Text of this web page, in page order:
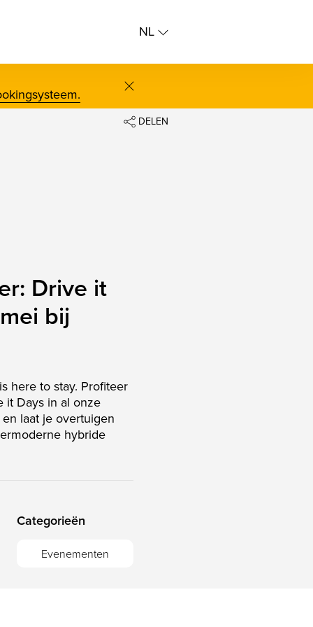
NL
screenreader.close
DELEN
Drive it
bij
here to stay. Profiteer
it Days in al onze
laat je overtuigen
hybride
Categorieën
Evenementen